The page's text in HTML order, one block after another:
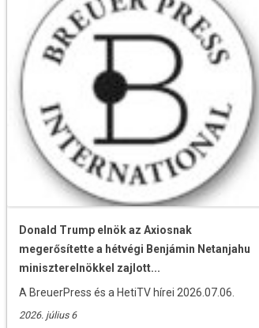
Donald Trump elnök az Axiosnak
megerősítette a hétvégi Benjámin Netanjahu
miniszterelnökkel zajlott...
A BreuerPress és a HetiTV hírei 2026.07.06.
2026. július 6